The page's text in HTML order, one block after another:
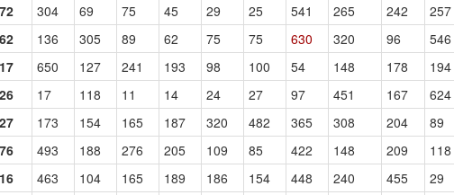
304 69 75 45 29 25 541 265 242 257
136 305 89 62 75 75 630 320 96 546
650 127 241 193 98 100 54 148 178 194
17 118 11 14 24 27 97 451 167 624
173 154 165 187 320 482 365 308 204 89
493 188 276 205 109 85 422 148 209 118
463 104 165 189 186 154 448 240 455 29